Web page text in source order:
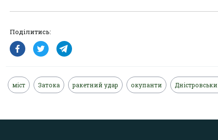
Поділитись:
міст Затока ракетний удар окупанти